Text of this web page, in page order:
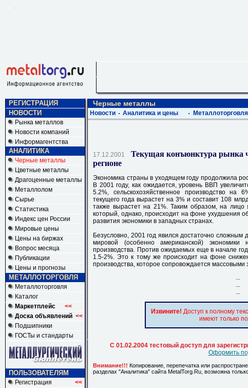
РЕГИСТРАЦИЯ
НОВОСТИ
Рынка металлов
Новости компаний
Информагентства
АНАЛИТИКА
Черные металлы
Цветные металлы
Драгоценные металлы
Металлолом
Сырье
Статистика
Индекс цен России
Мировые цены
Цены на биржах
Вопрос месяца
Публикации
Цены и прогнозы
МЕТАЛЛОТОРГОВЛЯ
Металлоторговля
Каталог
Маркетплейс
<<
Доска объявлений <<
Подшипники
ГОСТы и стандарты
ПОЛЬЗОВАТЕЛЯМ
Регистрация <<
Черные металлы
Новости Аналитика и цены Металлоторговля
17.12.2001
Текущая конъюнктура рынка
регионе
Экономика страны в уходящем году продолжила
В 2001 году, как ожидается, уровень ВВП
5.2%, сельскохозяйственное производство на
текущего года вырастет на 3% и составит 108
также вырастет на 21%. Таким образом, на
который, однако, происходит на фоне ухудшения
развития экономики в западных странах.
Безусловно, 2001 год явился достаточно
мировой (особенно американской) экономики
производства. Против ожидаемых еще в начале
1.5-2%. Это к тому же происходит на фоне
производства, которое сопровождается массовыми
...
...
...
Извините! Доступ к полному
имеют только
С 01.02.2004 тестовый доступ для
Оформить
Внимание!!! Копирование, перепечатка или
разделах "Аналитика" сайта MetalTorg.Ru, возможна